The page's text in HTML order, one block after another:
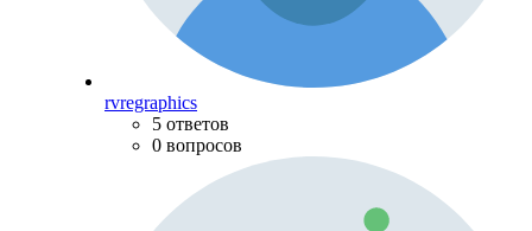
rvregraphics
5 ответов
0 вопросов